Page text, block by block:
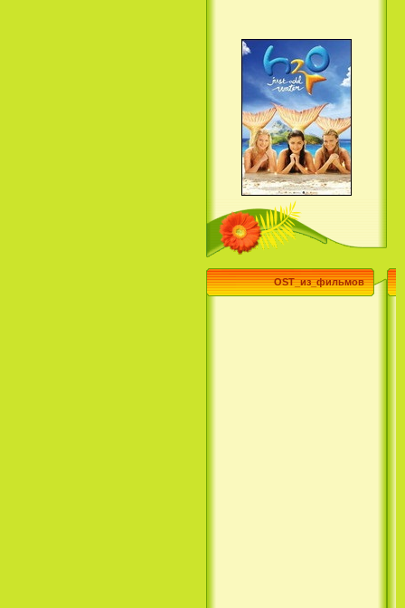
Семейка Крудс / The Croods
(2013)
Эпик / Epic (2013)
H2O: Просто добавь воды (3
Сезон) / H2O: Just Add Water
(3 Season) (сериал)
OST_из_фильмов